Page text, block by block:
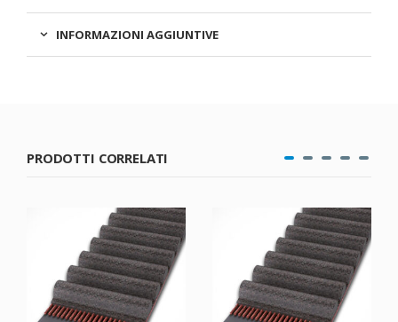
INFORMAZIONI AGGIUNTIVE
PRODOTTI CORRELATI